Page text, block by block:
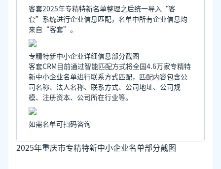
客套2025年专精特新名单整理之后统一导入“客
套”系统进行企业信息匹配，名单中所有企业信息均
来自“客套”。
专精特新中小企业详细信息部分截图
客套CRM目前通过智能匹配方式将全国4.6万家专精特
新中小企业名单进行联系方式匹配，匹配内容包含公
司名称、法人名称、联系方式、公司地址、公司规
模、注册资本、公司所在行业等。
如需名单可扫码咨询
2025年重庆市专精特新中小企业名单部分截图